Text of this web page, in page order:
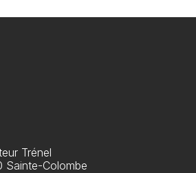
Trénel
Sainte-Colombe